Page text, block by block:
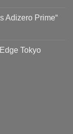
Adizero Prime“
Tokyo